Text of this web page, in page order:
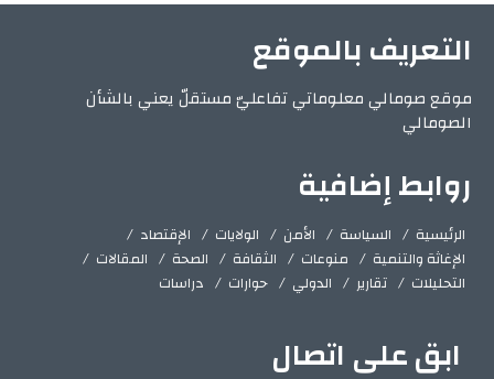
التعريف بالموقع
موقع صومالي معلوماتي تفاعليّ مستقلّ يعني بالشأن
الصومالي
روابط إضافية
الرئيسية السياسة الأمن الولايات
الإقتصاد
الإغاثة والتنمية
منوعات الثقافة الصحة
المقالات
التحليلات
تقارير الدولي حوارات دراسات
ابق على اتصال